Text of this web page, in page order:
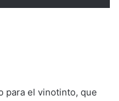
para el vinotinto, que